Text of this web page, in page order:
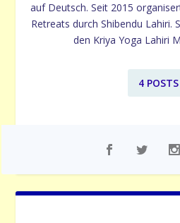
auf Deutsch. Seit 2015
Retreats durch Shibendu Lahiri.
den Kriya Yoga Lahiri
4 POSTS